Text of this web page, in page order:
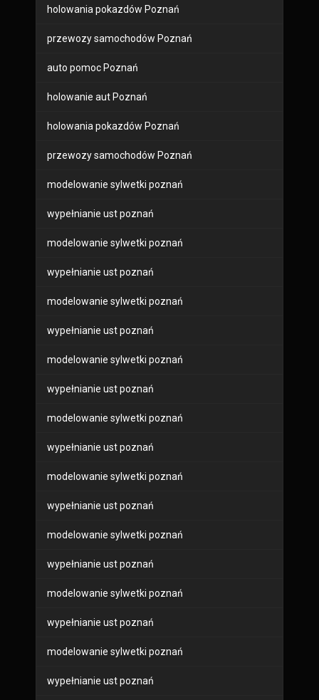
holowania pokazdów Poznań
przewozy samochodów Poznań
auto pomoc Poznań
holowanie aut Poznań
holowania pokazdów Poznań
przewozy samochodów Poznań
modelowanie sylwetki poznań
wypełnianie ust poznań
modelowanie sylwetki poznań
wypełnianie ust poznań
modelowanie sylwetki poznań
wypełnianie ust poznań
modelowanie sylwetki poznań
wypełnianie ust poznań
modelowanie sylwetki poznań
wypełnianie ust poznań
modelowanie sylwetki poznań
wypełnianie ust poznań
modelowanie sylwetki poznań
wypełnianie ust poznań
modelowanie sylwetki poznań
wypełnianie ust poznań
modelowanie sylwetki poznań
wypełnianie ust poznań